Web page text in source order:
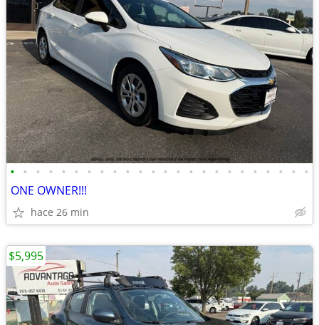
• • • • • • • • • • • • • • • • • • • • • • • •
ONE OWNER!!!
hace 26 min
$5,995